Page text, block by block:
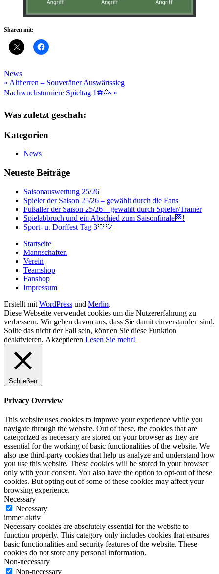
Sharen mit:
News
Beitragsnavigation
« Altherren – Souveräner Auswärtssieg
Nachwuchsturniere Spieltag 1⚽️🥳 »
Was zuletzt geschah:
Kategorien
News
Neueste Beiträge
Saisonauswertung 25/26
Spieler der Saison 25/26 – gewählt durch die Fans
Fußaller der Saison 25/26 – gewählt durch Spieler/Trainer
Spielabbruch und ein Abschied zum Saisonfinale🏁!
Sport- u. Dorffest Tag 3💙💛
Startseite
Mannschaften
Verein
Teamshop
Fanshop
Impressum
Erstellt mit WordPress und Merlin.
Diese Webseite verwendet cookies um die Nutzererfahrung zu
verbessern. Wir gehen davon aus, dass Sie damit einverstanden sind.
Sollte das nicht der Fall sein, können Sie diese Funktion
deaktivieren. Akzeptieren Lesen Sie mehr!
Schließen
Privacy Overview
This website uses cookies to improve your experience while you
navigate through the website. Out of these, the cookies that are
categorized as necessary are stored on your browser as they are
essential for the working of basic functionalities of the website. We
also use third-party cookies that help us analyze and understand how
you use this website. These cookies will be stored in your browser
only with your consent. You also have the option to opt-out of these
cookies. But opting out of some of these cookies may affect your
browsing experience.
Necessary
Necessary
immer aktiv
Necessary cookies are absolutely essential for the website to
function properly. This category only includes cookies that ensures
basic functionalities and security features of the website. These
cookies do not store any personal information.
Non-necessary
Non-necessary